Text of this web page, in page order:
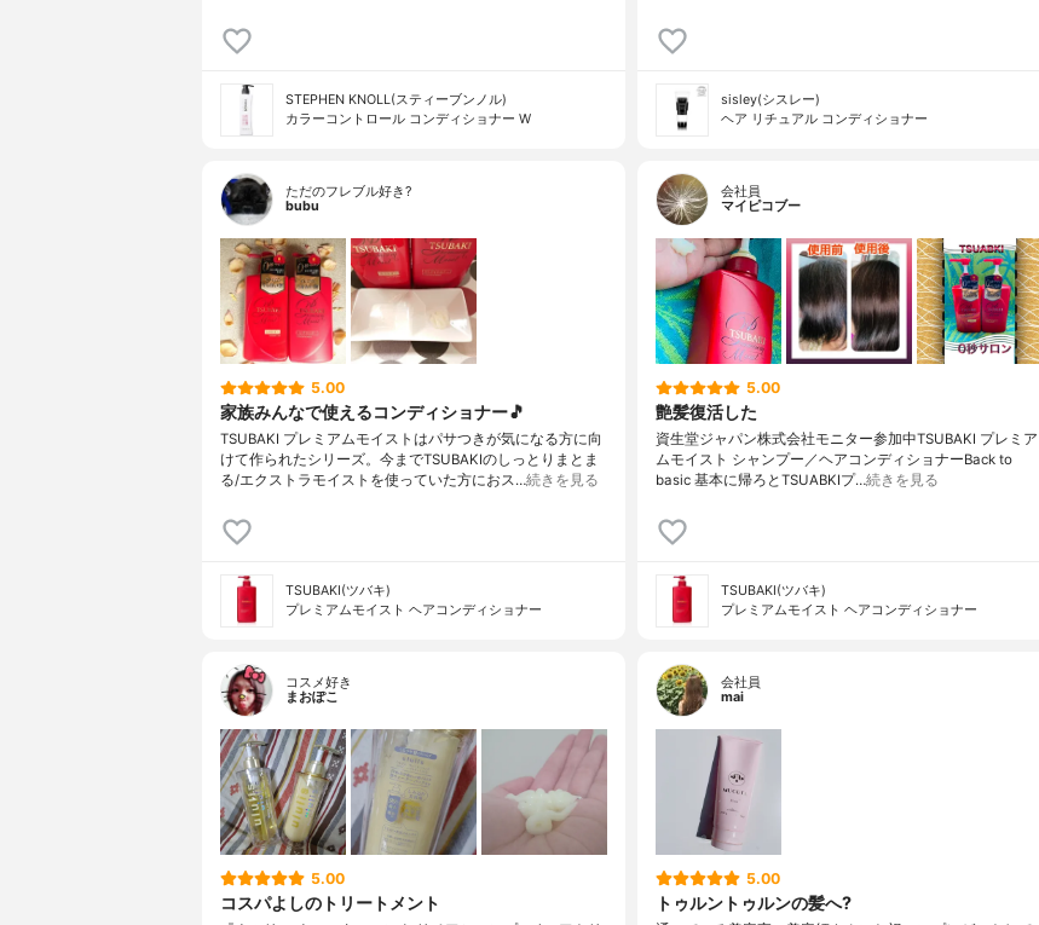
STEPHEN KNOLL(スティーブンノル)
カラーコントロール コンディショナー W
sisley(シスレー)
ヘア リチュアル コンディショナー
ただのフレブル好き?
bubu
5.00
家族みんなで使えるコンディショナー🎵
TSUBAKI プレミアムモイストはパサつきが気になる方に向
けて作られたシリーズ。今までTSUBAKIのしっとりまとま
る/エクストラモイストを使っていた方におス…続きを見る
TSUBAKI(ツバキ)
プレミアムモイスト ヘアコンディショナー
会社員
マイピコブー
5.00
艶髪復活した
資生堂ジャパン株式会社モニター参加中TSUBAKI プレミア
ムモイスト シャンプー／ヘアコンディショナーBack to
basic 基本に帰ろとTSUABKIプ…続きを見る
TSUBAKI(ツバキ)
プレミアムモイスト ヘアコンディショナー
コスメ好き
まおぽこ
5.00
コスパよしのトリートメント
会社員
mai
5.00
トゥルントゥルンの髪へ?